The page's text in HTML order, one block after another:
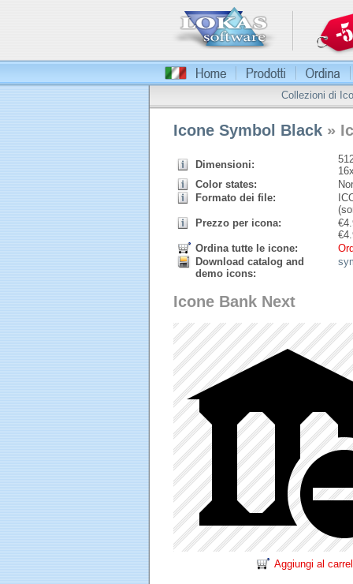
Collezioni di
Icone Symbol Black »
Dimensioni:
Color states:
Formato dei file:
Prezzo per icona:
€
€
Ordina tutte le icone:
Download catalog and
demo icons:
Icone Bank Next
Aggiungi al